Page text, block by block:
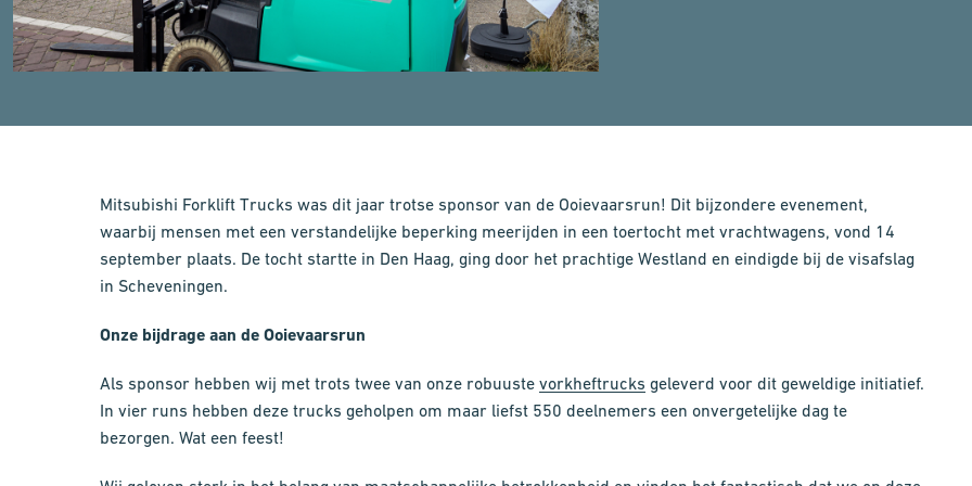
Mitsubishi Forklift Trucks was dit jaar trotse sponsor van de Ooievaarsrun! Dit bijzondere evenement,
waarbij mensen met een verstandelijke beperking meerijden in een toertocht met vrachtwagens, vond 14
september plaats. De tocht startte in Den Haag, ging door het prachtige Westland en eindigde bij de visafslag
in Scheveningen.
Onze bijdrage aan de Ooievaarsrun
Als sponsor hebben wij met trots twee van onze robuuste vorkheftrucks geleverd voor dit geweldige initiatief.
In vier runs hebben deze trucks geholpen om maar liefst 550 deelnemers een onvergetelijke dag te
bezorgen. Wat een feest!